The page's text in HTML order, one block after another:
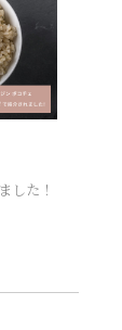
した！